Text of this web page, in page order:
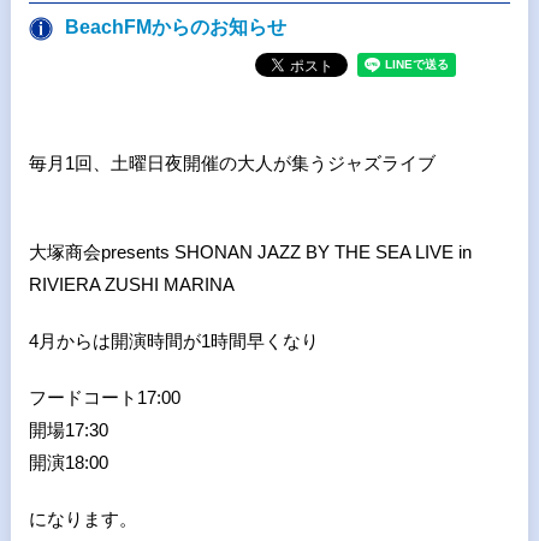
BeachFMからのお知らせ
毎月1回、土曜日夜開催の大人が集うジャズライブ
大塚商会presents SHONAN JAZZ BY THE SEA LIVE in
RIVIERA ZUSHI MARINA
4月からは開演時間が1時間早くなり
フードコート17:00
開場17:30
開演18:00
になります。